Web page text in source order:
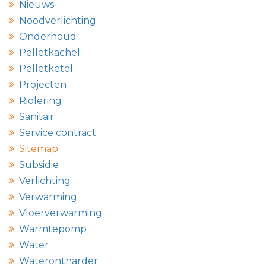
Nieuws
Noodverlichting
Onderhoud
Pelletkachel
Pelletketel
Projecten
Riolering
Sanitair
Service contract
Sitemap
Subsidie
Verlichting
Verwarming
Vloerverwarming
Warmtepomp
Water
Waterontharder